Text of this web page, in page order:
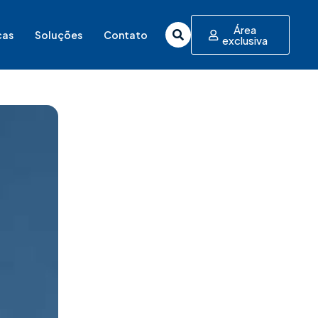
Soluções Contato Área
exclusiva